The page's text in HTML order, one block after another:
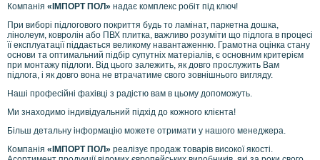
n
e
_
x
_
b
l
a
k
_
6
Компанія «ІМПОРТ ПОЛ» надає комплекс робіт під ключ!
При виборі підлогового покриття будь то ламінат, паркетна дошка,
лінолеум, ковролін або ПВХ плитка, важливо розуміти що підлога в процесі
її експлуатації піддається великому навантаженню. Грамотна оцінка стану
основи та оптимальний підбір супутніх матеріалів, є основним критерієм
при монтажу підлоги. Від цього залежить, як довго прослужить Вам
підлога, і як довго вона не втрачатиме свого зовнішнього вигляду.
Наші професійні фахівці з радістю вам в цьому допоможуть.
Ми знаходимо індивідуальний підхід до кожного клієнта!
Більш детальну інформацію можете отримати у нашого менеджера.
Компанія «ІМПОРТ ПОЛ» реалізує продаж товарів високої якості.